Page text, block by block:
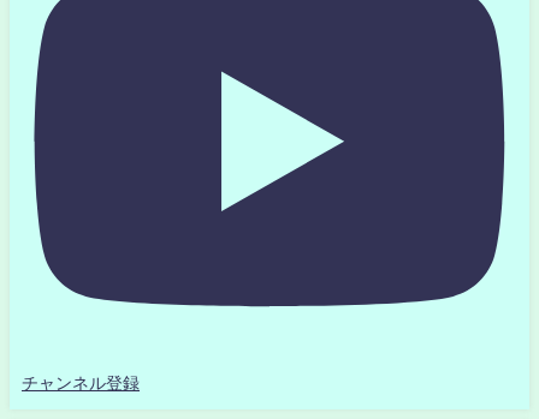
チャンネル登録